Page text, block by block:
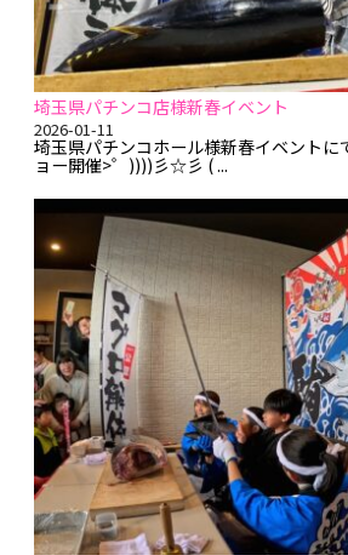
埼玉県パチンコ店様新春イベント
2026-01-11
埼玉県パチンコホール様新春イベントに
ョー開催>゜))))彡☆彡 ( ...